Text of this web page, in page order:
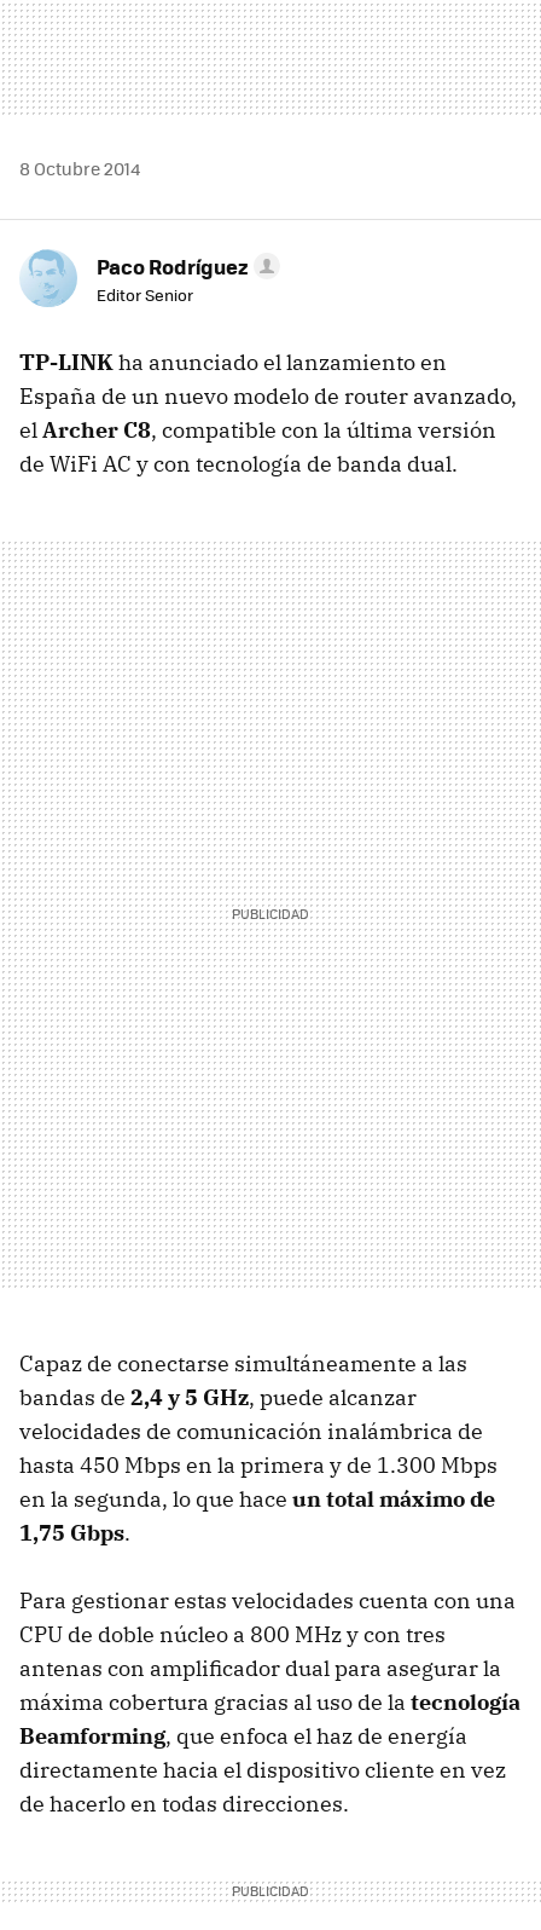
8 Octubre 2014
Paco Rodríguez
Editor Senior
TP-LINKha anunciado el lanzamiento en
España de un nuevo modelo de router avanzado,
elArcher C8, compatible con la última versión
de WiFi AC y con tecnología de banda dual.
Capaz de conectarse simultáneamente a las
bandas de 2,4 y 5 GHz, puede alcanzar
velocidades de comunicación inalámbrica de
hasta 450 Mbps en la primera y de 1.300 Mbps
en la segunda, lo que hace un total máximo de
1,75 Gbps.
Para gestionar estas velocidades cuenta con una
CPU de doble núcleo a 800 MHz y con tres
antenas con amplificador dual para asegurar la
máxima cobertura gracias al uso de la tecnología
Beamforming, que enfoca el haz de energía
directamente hacia el dispositivo cliente en vez
de hacerlo en todas direcciones.